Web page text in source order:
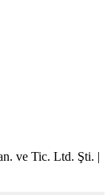
ve Tic. Ltd. Şti. |